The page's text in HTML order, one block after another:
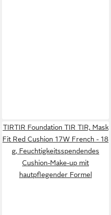
TIRTIR Foundation TIR TIR, Mask
Fit Red Cushion 17W French - 18
g, Feuchtigkeitsspendendes
Cushion-Make-up mit
hautpflegender Formel